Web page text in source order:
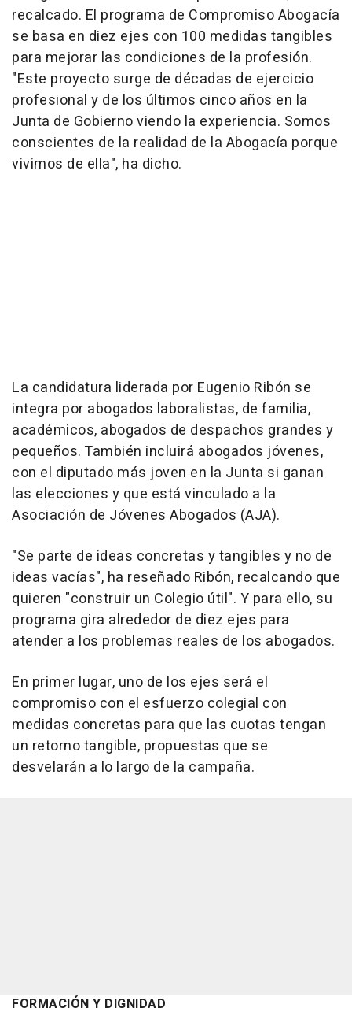
recalcado. El programa de Compromiso Abogacía
se basa en diez ejes con 100 medidas tangibles
para mejorar las condiciones de la profesión.
"Este proyecto surge de décadas de ejercicio
profesional y de los últimos cinco años en la
Junta de Gobierno viendo la experiencia. Somos
conscientes de la realidad de la Abogacía porque
vivimos de ella", ha dicho.
La candidatura liderada por Eugenio Ribón se
integra por abogados laboralistas, de familia,
académicos, abogados de despachos grandes y
pequeños. También incluirá abogados jóvenes,
con el diputado más joven en la Junta si ganan
las elecciones y que está vinculado a la
Asociación de Jóvenes Abogados (AJA).
"Se parte de ideas concretas y tangibles y no de
ideas vacías", ha reseñado Ribón, recalcando que
quieren "construir un Colegio útil". Y para ello, su
programa gira alrededor de diez ejes para
atender a los problemas reales de los abogados.
En primer lugar, uno de los ejes será el
compromiso con el esfuerzo colegial con
medidas concretas para que las cuotas tengan
un retorno tangible, propuestas que se
desvelarán a lo largo de la campaña.
FORMACIÓN Y DIGNIDAD